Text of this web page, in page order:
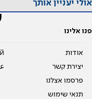
אולי יעניין אותך
פנו אלינו
אודות
יצירת קשר
פרסמו אצלנו
תנאי שימוש